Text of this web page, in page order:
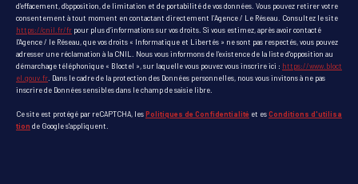
d’effacement, d’opposition, de limitation et de portabilité de vos données. Vous pouvez retirer votre
consentement à tout moment en contactant directement l’Agence / Le Réseau. Consultez le site
https://cnil.fr/fr pour plus d’informations sur vos droits. Si vous estimez, après avoir contacté
l'Agence / le Réseau, que vos droits « Informatique et Libertés » ne sont pas respectés, vous pouvez
adresser une réclamation à la CNIL. Nous vous informons de l’existence de la liste d'opposition au
démarchage téléphonique « Bloctel », sur laquelle vous pouvez vous inscrire ici : https://www.bloct
el.gouv.fr . Dans le cadre de la protection des Données personnelles, nous vous invitons à ne pas
inscrire de Données sensibles dans le champ de saisie libre.
Ce site est protégé par reCAPTCHA, lesPolitiques de Confidentialité et esConditions d'utilisa
tion de Google s'appliquent.